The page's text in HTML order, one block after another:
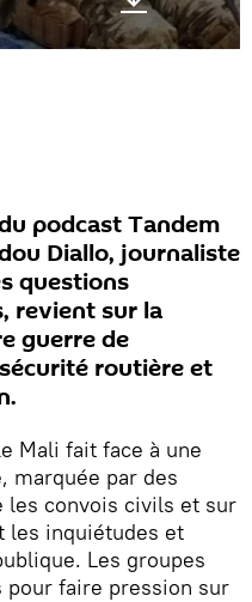
podcast Tandem
Diallo, journaliste
questions
revient sur la
guerre de
routière et
Mali fait face à une
par des
les convois civils et sur
les inquiétudes et
Les groupes
faire pression sur